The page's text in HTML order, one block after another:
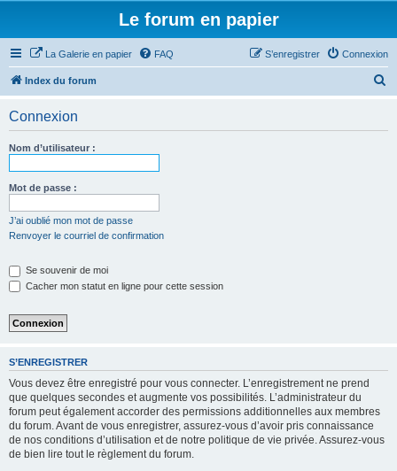
Le forum en papier
La Galerie en papier FAQ Connexion
S’enregistrer
Index du forum
Connexion
Nom d’utilisateur :
Mot de passe :
J’ai oublié mon mot de passe
Renvoyer le courriel de confirmation
Se souvenir de moi
Cacher mon statut en ligne pour cette session
S’ENREGISTRER
Vous devez être enregistré pour vous connecter. L’enregistrement ne prend
que quelques secondes et augmente vos possibilités. L’administrateur du
forum peut également accorder des permissions additionnelles aux membres
du forum. Avant de vous enregistrer, assurez-vous d’avoir pris connaissance
de nos conditions d’utilisation et de notre politique de vie privée. Assurez-vous
de bien lire tout le règlement du forum.